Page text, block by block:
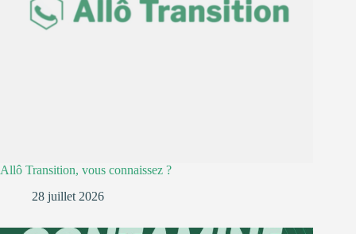
Allô Transition, vous connaissez ?
28 juillet 2026